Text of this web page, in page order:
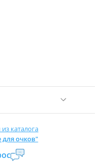
каталога
очков"